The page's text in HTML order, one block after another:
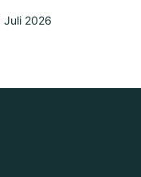
Juli 2026